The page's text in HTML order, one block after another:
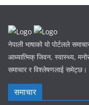
नेपाली भाषाको यो पोर्टलले
आध्यात्मिक् जिवन, स्वास्थ्य,
समाचार र विश्लेषणलाई समेट्छ।
समाचार